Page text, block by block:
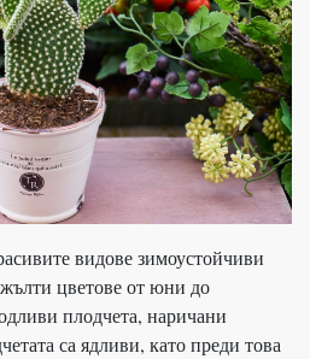
видове зимоустойчиви
цветове от юни до
плодчета, наричани
са ядливи, като преди това